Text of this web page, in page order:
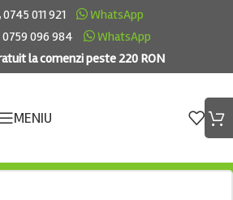
0745 011 921
WhatsApp
0759 096 984
WhatsApp
la comenzi peste 220 RON
MENIU